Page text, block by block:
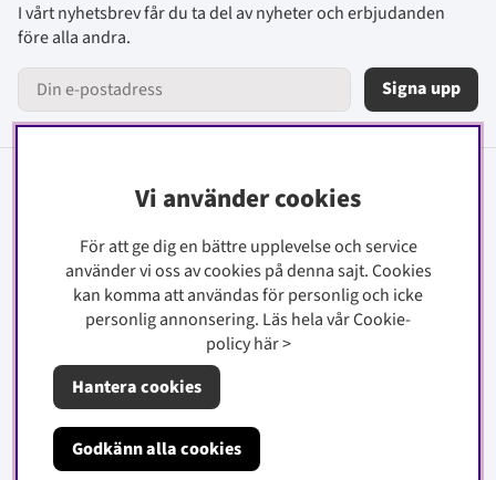
I vårt nyhetsbrev får du ta del av nyheter och erbjudanden
före alla andra.
Signa upp
Köpinfo
Integritetspolicy
Om oss
Vi använder cookies
För att ge dig en bättre upplevelse och service
använder vi oss av cookies på denna sajt.Cookies
kan komma att användas för personlig och icke
personlig annonsering. Läs hela vår Cookie-
policyhär>
Hantera cookies
Godkänn alla cookies